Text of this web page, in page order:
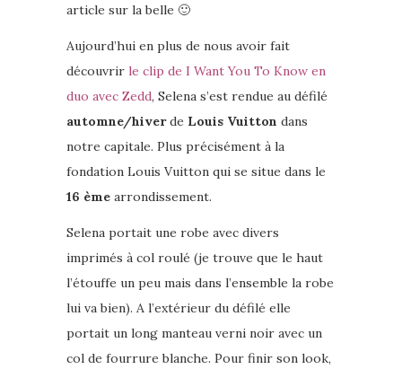
article sur la belle 🙂
Aujourd’hui en plus de nous avoir fait
découvrir le clip de I Want You To Know en
duo avec Zedd, Selena s’est rendue au défilé
automne/hiverde Louis Vuitton dans
notre capitale. Plus précisément à la
fondation Louis Vuitton qui se situe dans le
16 ème arrondissement.
Selena portait une robe avec divers
imprimés à col roulé (je trouve que le haut
l’étouffe un peu mais dans l’ensemble la robe
lui va bien). A l’extérieur du défilé elle
portait un long manteau verni noir avec un
col de fourrure blanche. Pour finir son look,